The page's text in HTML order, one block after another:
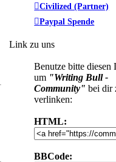
Civilized (Partner)
Paypal Spende
Link zu uns
Benutze bitte diesen
um "Writing Bull -
Community" bei dir
verlinken:
HTML:
BBCode: